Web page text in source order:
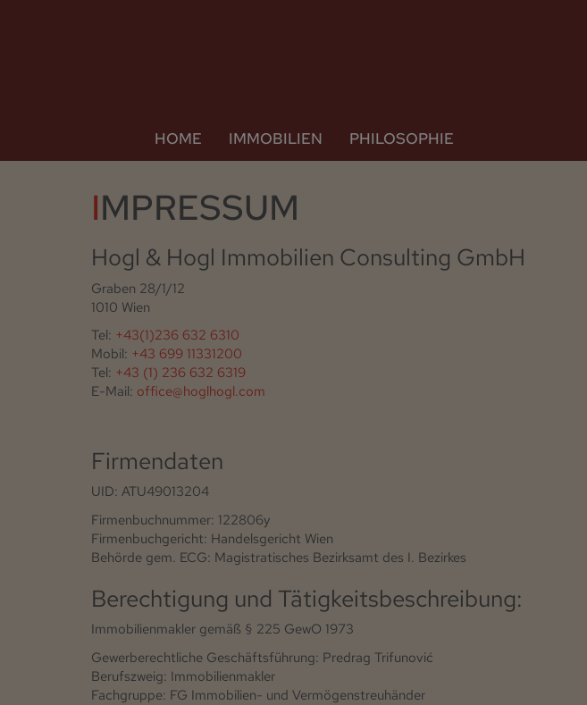
HOME IMMOBILIEN PHILOSOPHIE
IMPRESSUM
Hogl & Hogl Immobilien Consulting GmbH
Graben 28/1/12
1010 Wien
Tel: +43(1)236 632 6310
Mobil: +43 699 11331200
Tel: +43 (1) 236 632 6319
E-Mail: office@hoglhogl.com
Firmendaten
UID: ATU49013204
Firmenbuchnummer: 122806y
Firmenbuchgericht: Handelsgericht Wien
Behörde gem. ECG: Magistratisches Bezirksamt des I. Bezirkes
Berechtigung und Tätigkeitsbeschreibung:
Immobilienmakler gemäß § 225 GewO 1973
Gewerberechtliche Geschäftsführung: Predrag Trifunović
Berufszweig: Immobilienmakler
Fachgruppe: FG Immobilien- und Vermögenstreuhänder